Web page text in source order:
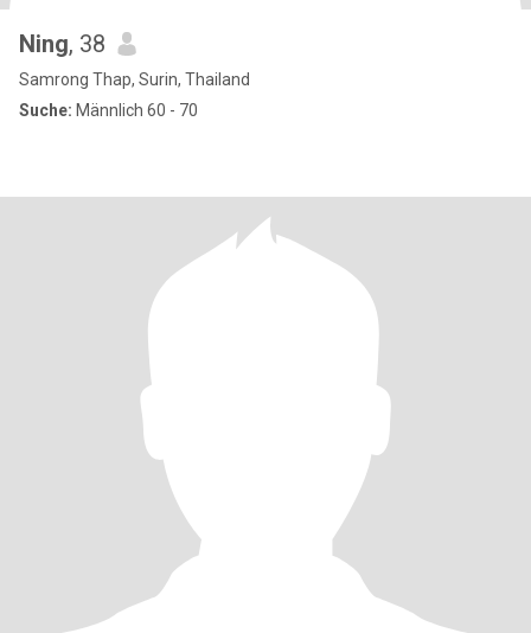
Ning, 38
Samrong Thap, Surin, Thailand
Suche: Männlich 60 - 70